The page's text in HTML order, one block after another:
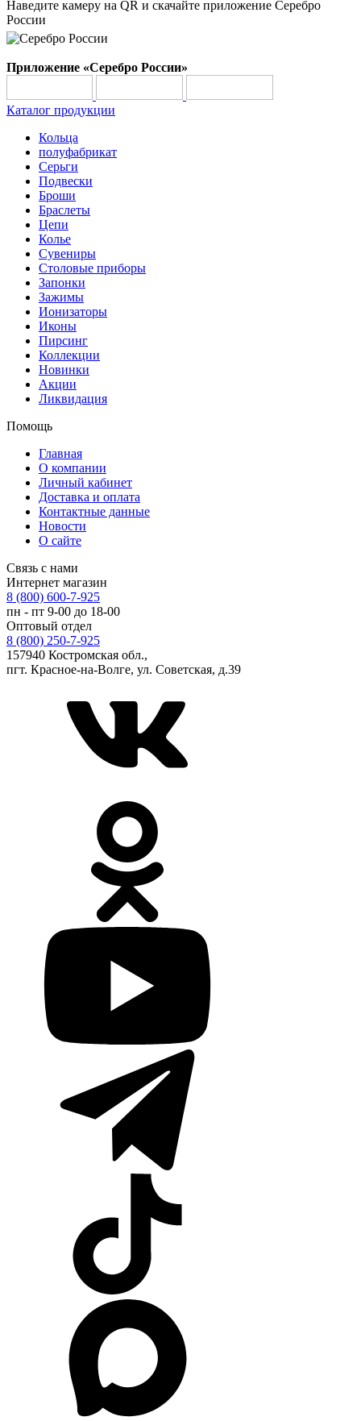
Наведите камеру на QR и скачайте приложение Серебро
России
Приложение «Серебро России»
Каталог продукции
Кольца
полуфабрикат
Серьги
Подвески
Броши
Браслеты
Цепи
Колье
Сувениры
Столовые приборы
Запонки
Зажимы
Ионизаторы
Иконы
Пирсинг
Коллекции
Новинки
Акции
Ликвидация
Помощь
Главная
О компании
Личный кабинет
Доставка и оплата
Контактные данные
Новости
О сайте
Связь с нами
Интернет магазин
8 (800) 600-7-925
пн - пт 9-00 до 18-00
Оптовый отдел
8 (800) 250-7-925
157940 Костромская обл.,
пгт. Красное-на-Волге, ул. Советская, д.39